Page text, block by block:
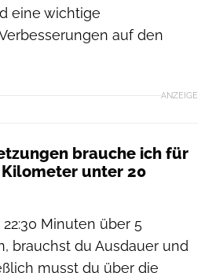
eine wichtige
auf den
ANZEIGE
brauche ich für
unter 20
Minuten über 5
brauchst du Ausdauer und
musst du über die